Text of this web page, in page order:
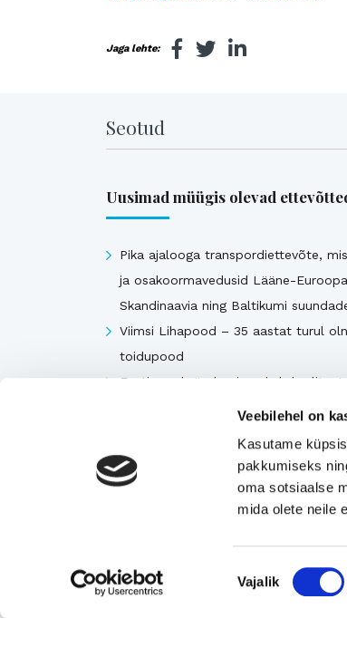
Veebilehel on
Kasutame
pakkumiseks
oma sotsiaalse
mida olete neile
Nõusoleku
valik
Vajalik
Jaga lehte:
Seotud
Uusimad müügis olevad
Pika ajalooga transpordiettevõte,
ja osakoormavedusid Lääne-
Skandinaavia ning Baltikumi
Viimsi Lihapood – 35 aastat turul
toidupood
Eesti moebränd, mis pakub
seadmetega tegelev ettevõte
Rahvusvaheliselt tunnustatud
tekstiilkompensaatorite
Vaata kõiki